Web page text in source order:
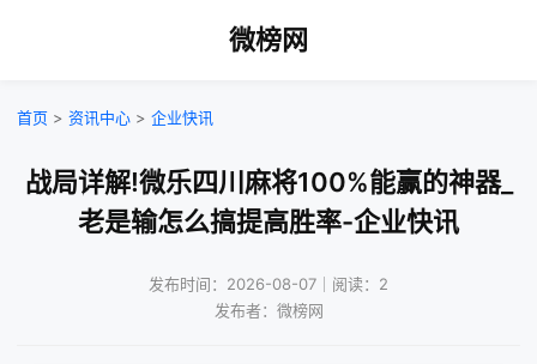
微榜网
首页 > 资讯中心 > 企业快讯
战局详解!微乐四川麻将100%能赢的神器_
老是输怎么搞提高胜率-企业快讯
发布时间：2026-08-07｜阅读：2
发布者：微榜网